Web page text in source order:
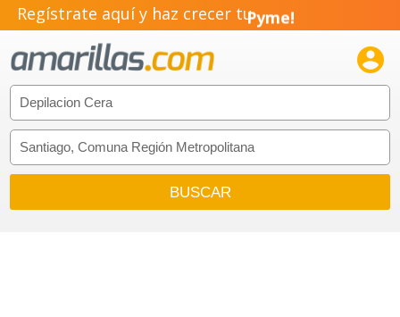
Regístrate aquí y haz crecer tuPyme!
Emprendimiento!
